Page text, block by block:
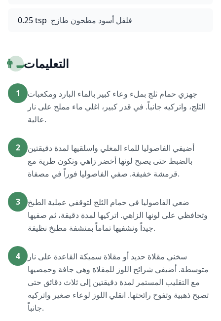
0.25 tsp فلفل أسود مطحون طازج
👨‍🍳التعليمات
1
جهزي حمام ثلج بملء وعاء كبير بالماء البارد ومكعبات
الثلج، واتركيه جانباً. في قدر كبير، اغلي ماء مملح على نار
عالية.
2
أضيفي الفاصوليا للماء المغلي واسلقيها لمدة دقيقتين
بالضبط حتى يصبح لونها أخضر زاهي وتكون طرية مع
قرمشة خفيفة. صفي الفاصوليا فوراً في مصفاة.
3
ضعي الفاصوليا في حمام الثلج لتوقفي عملية الطبخ
وتحافظي على لونها الزاهي. اتركيها لمدة دقيقة، ثم صفيها
جيداً ونشفيها تماماً بمنشفة مطبخ نظيفة.
4
سخني مقلاة حديد أو مقلاة سميكة القاعدة على نار
متوسطة. أضيفي شرائح اللوز للمقلاة وهي جافة وحمصيها
مع التقليب المستمر لمدة دقيقتين إلى ثلاث دقائق حتى
تصبح ذهبية وتفوح رائحتها. انقلي اللوز لوعاء صغير واتركيه
جانباً.